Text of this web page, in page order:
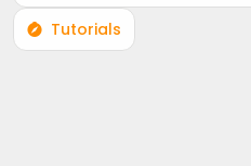
Tutorials